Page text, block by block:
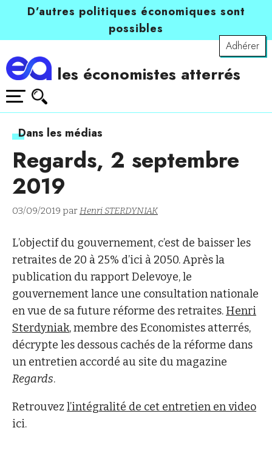
D’autres politiques économiques sont
possibles
Adhérer
les économistes atterrés
Dans les médias
Regards, 2 septembre
2019
03/09/2019 parHenri STERDYNIAK
L’objectif du gouvernement, c’est de baisser les
retraites de 20 à 25% d’ici à 2050. Après la
publication du rapport Delevoye, le
gouvernement lance une consultation nationale
en vue de sa future réforme des retraites. Henri
Sterdyniak, membre des Economistes atterrés,
décrypte les dessous cachés de la réforme dans
un entretien accordé au site du magazine
Regards.
Retrouvez l’intégralité de cet entretien en video
ici.